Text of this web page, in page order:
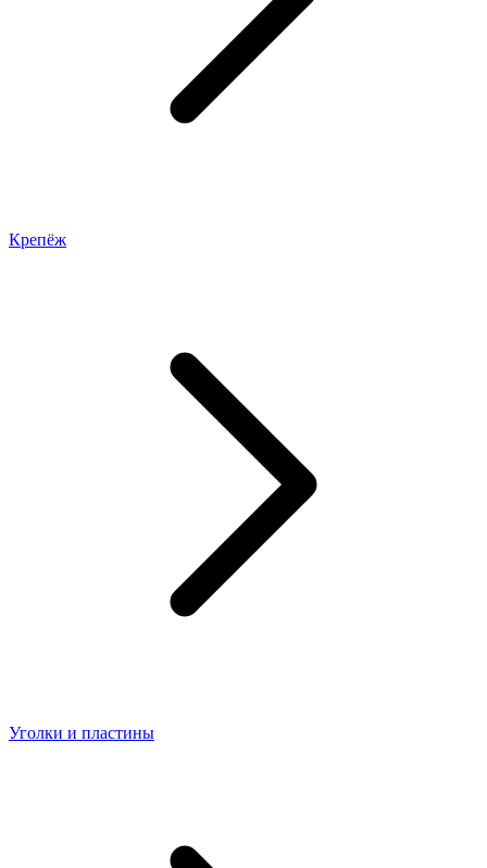
Крепёж
Уголки и пластины